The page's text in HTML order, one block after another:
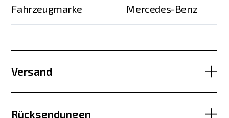
Fahrzeugmarke Mercedes-Benz
Versand
Rücksendungen